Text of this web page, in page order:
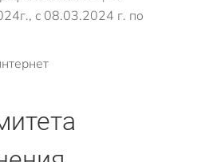
с 08.03.2024 г. по